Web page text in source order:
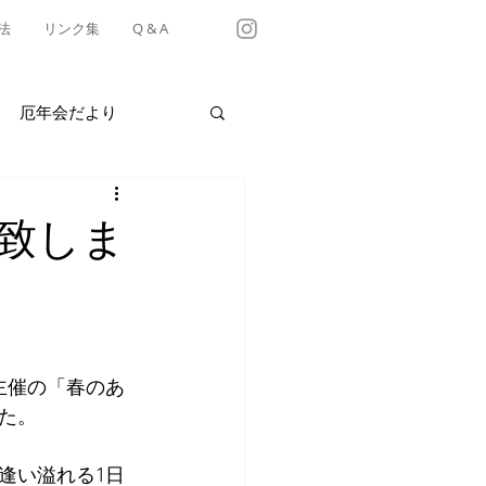
リンク集 Q & A
厄年会だより
テイクアウト情報
しま
催の「春のあ
。
い溢れる1日